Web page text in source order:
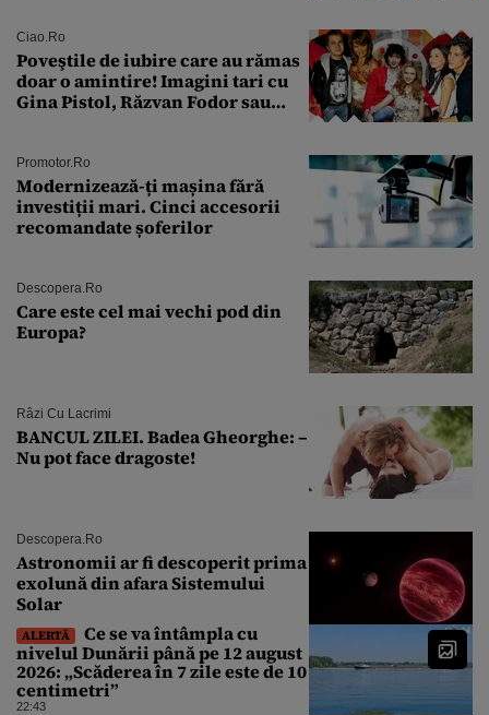
Ciao.ro
Poveştile de iubire care au rămas
doar o amintire! Imagini tari cu
Gina Pistol, Răzvan Fodor sau
Promotor.ro
Modernizează-ți mașina fără
investiții mari. Cinci accesorii
recomandate șoferilor
Descopera.ro
Care este cel mai vechi pod din
Europa?
Râzi Cu Lacrimi
BANCUL ZILEI. Badea Gheorghe: –
Nu pot face dragoste!
Descopera.ro
Astronomii ar fi descoperit prima
exolună din afara Sistemului
Solar
ALERTĂ
Ce se va întâmpla cu
nivelul Dunării până pe 12 august
2026: „Scăderea în 7 zile este de 10
centimetri”
22:43